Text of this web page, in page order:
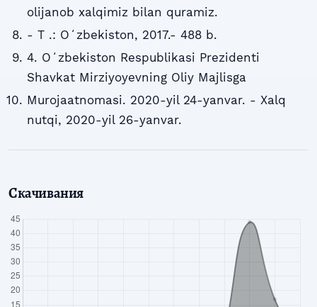
olijanob xalqimiz bilan quramiz.
- T .: Oʻzbekiston, 2017.- 488 b.
4. Oʻzbekiston Respublikasi Prezidenti
Shavkat Mirziyoyevning Oliy Majlisga
Murojaatnomasi. 2020-yil 24-yanvar. - Xalq
nutqi, 2020-yil 26-yanvar.
Скачивания